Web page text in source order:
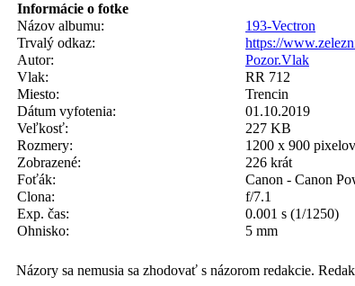
Informácie o fotke
Názov albumu:
193-Vectron
Trvalý odkaz:
https://
Autor:
Pozor.Vlak
Vlak:
RR 712
Miesto:
Trencin
Dátum vyfotenia:
01.10.2019
Veľkosť:
227 KB
Rozmery:
1200 x 900 pixelov
Zobrazené:
226 krát
Foťák:
Canon - Canon
Clona:
f/7.1
Exp. čas:
0.001 s (1/1250)
Ohnisko:
5 mm
Názory sa nemusia sa zhodovať s názorom redakcie.